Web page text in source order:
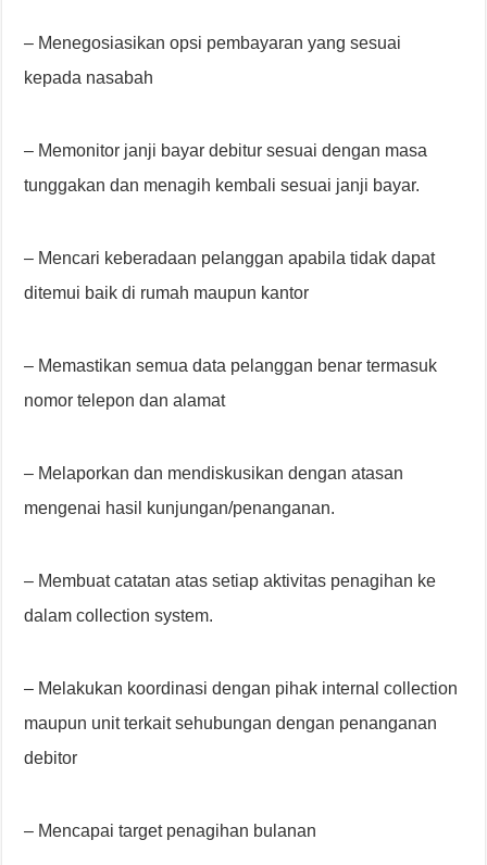
– Menegosiasikan opsi pembayaran yang sesuai
kepada nasabah
– Memonitor janji bayar debitur sesuai dengan masa
tunggakan dan menagih kembali sesuai janji bayar.
– Mencari keberadaan pelanggan apabila tidak dapat
ditemui baik di rumah maupun kantor
– Memastikan semua data pelanggan benar termasuk
nomor telepon dan alamat
– Melaporkan dan mendiskusikan dengan atasan
mengenai hasil kunjungan/penanganan.
– Membuat catatan atas setiap aktivitas penagihan ke
dalam collection system.
– Melakukan koordinasi dengan pihak internal collection
maupun unit terkait sehubungan dengan penanganan
debitor
– Mencapai target penagihan bulanan